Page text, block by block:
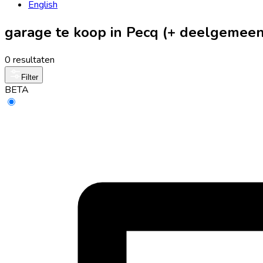
English
garage te koop in Pecq (+
0 resultaten
Filter
BETA